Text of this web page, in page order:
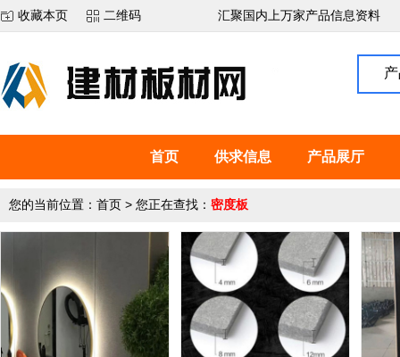
收藏本页 二维码 汇聚国内上万家产品信息资料
首页 供求信息 产品展厅
您的当前位置： 首页 > 您正在查找： 密度板